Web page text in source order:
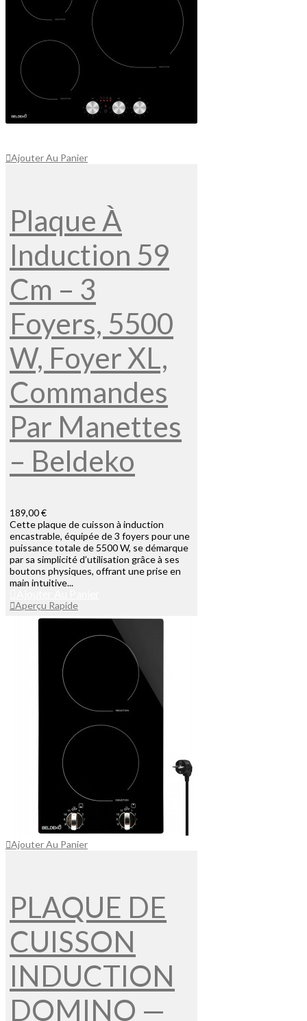
Ajouter Au Panier
Plaque À
Induction 59
Cm – 3
Foyers, 5500
W, Foyer XL,
Commandes
Par Manettes
– Beldeko
189,00 €
Cette plaque de cuisson à induction
encastrable, équipée de 3 foyers pour une
puissance totale de 5500 W, se démarque
par sa simplicité d’utilisation grâce à ses
boutons physiques, offrant une prise en
main intuitive...
Aperçu Rapide
Ajouter Au Panier
PLAQUE DE
CUISSON
INDUCTION
DOMINO —